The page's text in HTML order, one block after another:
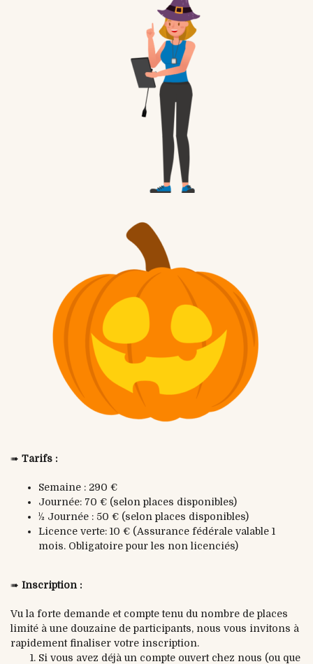
➠ Tarifs :
Semaine : 290 €
Journée: 70 € (selon places disponibles)
½ Journée : 50 € (selon places disponibles)
Licence verte: 10 € (Assurance fédérale valable 1
mois. Obligatoire pour les non licenciés)
➠ Inscription :
Vu la forte demande et compte tenu du nombre de places
limité à une douzaine de participants, nous vous invitons à
rapidement finaliser votre inscription.
Si vous avez déjà un compte ouvert chez nous (ou que